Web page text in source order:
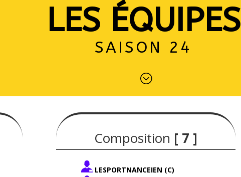
LES ÉQUIPES
SAISON 24
;
Composition [ 7 ]
LESPORTNANCEIEN (C)